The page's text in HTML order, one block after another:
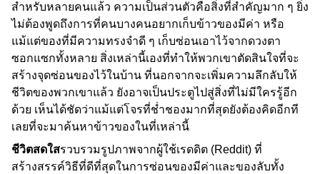
สำหรับหลายคนแล้ว ความเป็นส่วนตัวคือสิ่งที่สำคัญมาก ๆ ยิ่ง
ไม่ต้องพูดถึงการที่คนบางคนอยากเก็บข้าวของมีค่า หรือ
แม้แต่ของที่มีความทรงจำดี ๆ เก็บซ่อนเอาไว้จากดวงตา
ซอกแซกทั้งหลาย สิ่งเหล่านี้เองที่ทำให้พวกเขาตัดสินใจที่จะ
สร้างจุดซ่อนของไว้ในบ้าน ที่นอกจากจะเพิ่มความลึกลับให้
ชีวิตของพวกเขาแล้ว ยังอาจเป็นประตูไปสู่สิ่งที่ไม่มีใครรู้อีก
ด้วย เห็นได้ชัดว่าแม้แต่โจรที่ช่ำชองมากที่สุดยังต้องคิดอีกที
เลยที่จะมาค้นหาข้าวของในที่เหล่านี้
ชีวิตสดใสรวบรวมรูปภาพจากผู้ใช้เรดดิต (Reddit) ที่
สร้างสรรค์วิธีที่ดีที่สุดในการซ่อนของมีค่าและของลับทั้ง